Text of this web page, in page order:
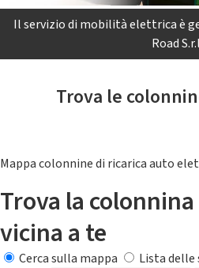
Il servizio di mobilità elettrica è
Road
Trova le
Mappa colonnine di ricarica auto
Trova la
vicina a te
Cerca sulla mappa
Lista